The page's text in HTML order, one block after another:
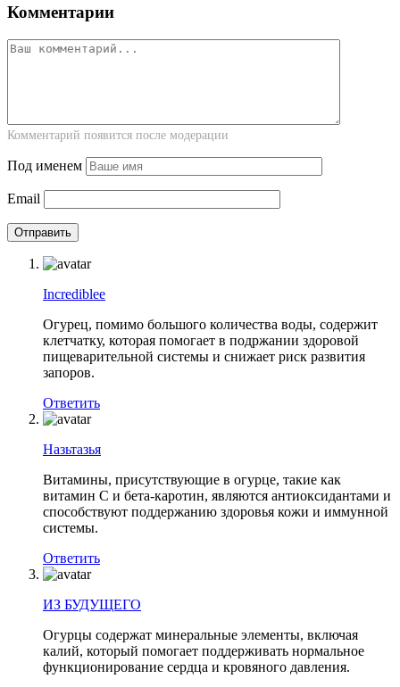
Комментарии
Комментарий появится после модерации
Под именем
Email
Incrediblee
Огурец, помимо большого количества воды, содержит
клетчатку, которая помогает в подржании здоровой
пищеварительной системы и снижает риск развития
запоров.
Ответить
Назьтазья
Витамины, присутствующие в огурце, такие как
витамин С и бета-каротин, являются антиоксидантами и
способствуют поддержанию здоровья кожи и иммунной
системы.
Ответить
ИЗ БУДУЩЕГО
Огурцы содержат минеральные элементы, включая
калий, который помогает поддерживать нормальное
функционирование сердца и кровяного давления.